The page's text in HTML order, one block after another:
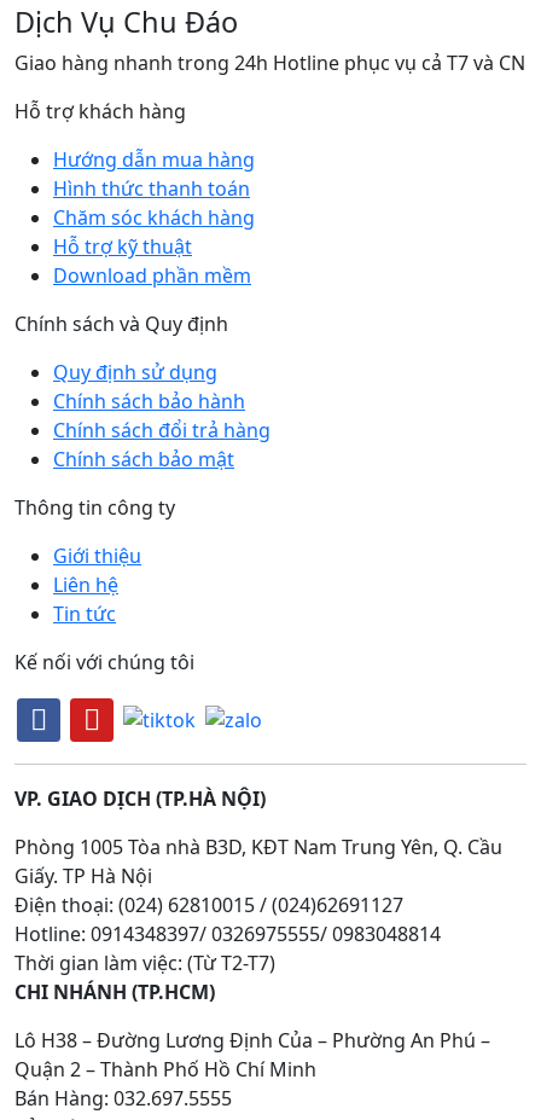
Dịch Vụ Chu Đáo
Giao hàng nhanh trong 24h Hotline phục vụ cả T7 và CN
Hỗ trợ khách hàng
Hướng dẫn mua hàng
Hình thức thanh toán
Chăm sóc khách hàng
Hỗ trợ kỹ thuật
Download phần mềm
Chính sách và Quy định
Quy định sử dụng
Chính sách bảo hành
Chính sách đổi trả hàng
Chính sách bảo mật
Thông tin công ty
Giới thiệu
Liên hệ
Tin tức
Kế nối với chúng tôi
VP. GIAO DỊCH (TP.HÀ NỘI)
Phòng 1005 Tòa nhà B3D, KĐT Nam Trung Yên, Q. Cầu
Giấy. TP Hà Nội
Điện thoại: (024) 62810015 / (024)62691127
Hotline: 0914348397/ 0326975555/ 0983048814
Thời gian làm việc: (Từ T2-T7)
CHI NHÁNH (TP.HCM)
Lô H38 – Đường Lương Định Của – Phường An Phú –
Quận 2 – Thành Phố Hồ Chí Minh
Bán Hàng: 032.697.5555